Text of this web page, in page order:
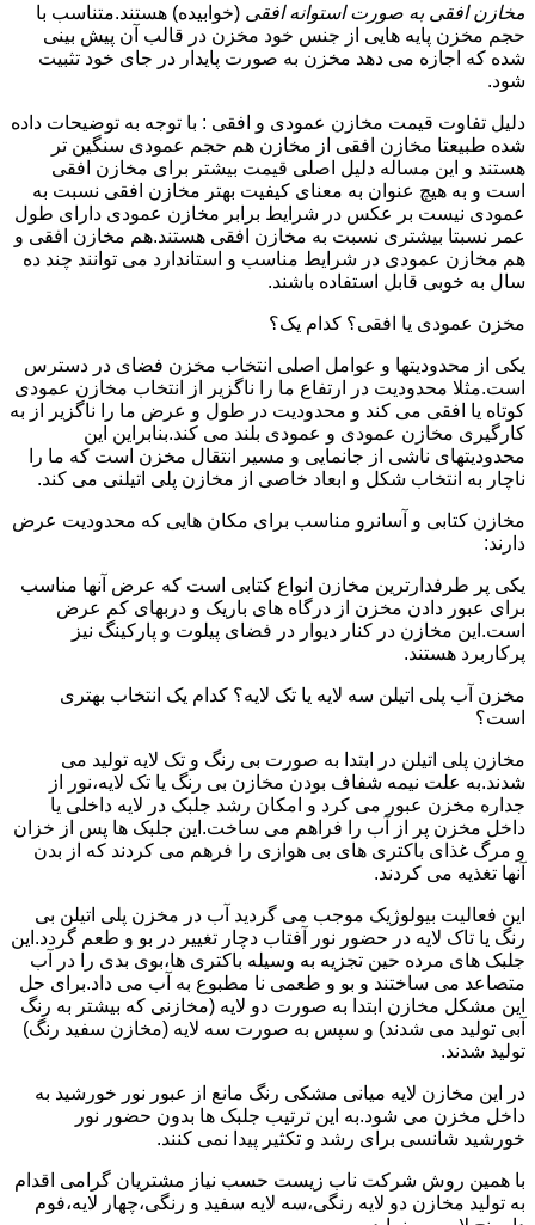
مخازن افقی به صورت استوانه افقی (خوابیده) هستند.متناسب با
حجم مخزن پایه هایی از جنس خود مخزن در قالب آن پیش بینی
شده که اجازه می دهد مخزن به صورت پایدار در جای خود تثبیت
شود.
دلیل تفاوت قیمت مخازن عمودی و افقی : با توجه به توضیحات داده
شده طبیعتا مخازن افقی از مخازن هم حجم عمودی سنگین تر
هستند و این مساله دلیل اصلی قیمت بیشتر برای مخازن افقی
است و به هیچ عنوان به معنای کیفیت بهتر مخازن افقی نسبت به
عمودی نیست بر عکس در شرایط برابر مخازن عمودی دارای طول
عمر نسبتا بیشتری نسبت به مخازن افقی هستند.هم مخازن افقی و
هم مخازن عمودی در شرایط مناسب و استاندارد می توانند چند ده
سال به خوبی قابل استفاده باشند.
مخزن عمودی یا افقی؟ کدام یک؟
یکی از محدودیتها و عوامل اصلی انتخاب مخزن فضای در دسترس
است.مثلا محدودیت در ارتفاع ما را ناگزیر از انتخاب مخازن عمودی
کوتاه یا افقی می کند و محدودیت در طول و عرض ما را ناگزیر از به
کارگیری مخازن عمودی و عمودی بلند می کند.بنابراین این
محدودیتهای ناشی از جانمایی و مسیر انتقال مخزن است که ما را
ناچار به انتخاب شکل و ابعاد خاصی از مخازن پلی اتیلنی می کند.
مخازن کتابی و آسانرو مناسب برای مکان هایی که محدودیت عرض
دارند:
یکی پر طرفدارترین مخازن انواع کتابی است که عرض آنها مناسب
برای عبور دادن مخزن از درگاه های باریک و دربهای کم عرض
است.این مخازن در کنار دیوار در فضای پیلوت و پارکینگ نیز
پرکاربرد هستند.
مخزن آب پلی اتیلن سه لایه یا تک لایه؟ کدام یک انتخاب بهتری
است؟
مخازن پلی اتیلن در ابتدا به صورت بی رنگ و تک لایه تولید می
شدند.به علت نیمه شفاف بودن مخازن بی رنگ یا تک لایه،نور از
جداره مخزن عبور می کرد و امکان رشد جلبک در لایه داخلی یا
داخل مخزن پر از آب را فراهم می ساخت.این جلبک ها پس از خزان
و مرگ غذای باکتری های بی هوازی را فرهم می کردند که از بدن
آنها تغذیه می کردند.
این فعالیت بیولوژیک موجب می گردید آب در مخزن پلی اتیلن بی
رنگ یا تاک لایه در حضور نور آفتاب دچار تغییر در بو و طعم گردد.این
جلبک های مرده حین تجزیه به وسیله باکتری ها،بوی بدی را در آب
متصاعد می ساختند و بو و طعمی نا مطبوع به آب می داد.برای حل
این مشکل مخازن ابتدا به صورت دو لایه (مخازنی که بیشتر به رنگ
آبی تولید می شدند) و سپس به صورت سه لایه (مخازن سفید رنگ)
تولید شدند.
در این مخازن لایه میانی مشکی رنگ مانع از عبور نور خورشید به
داخل مخزن می شود.به این ترتیب جلبک ها بدون حضور نور
خورشید شانسی برای رشد و تکثیر پیدا نمی کنند.
با همین روش شرکت ناب زیست حسب نیاز مشتریان گرامی اقدام
به تولید مخازن دو لایه رنگی،سه لایه سفید و رنگی،چهار لایه،فوم